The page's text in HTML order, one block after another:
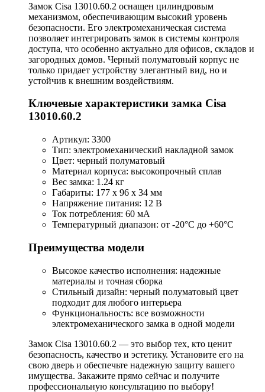
Замок Cisa 13010.60.2 оснащен цилиндровым
механизмом, обеспечивающим высокий уровень
безопасности. Его электромеханическая система
позволяет интегрировать замок в системы контроля
доступа, что особенно актуально для офисов, складов и
загородных домов. Черный полуматовый корпус не
только придает устройству элегантный вид, но и
устойчив к внешним воздействиям.
Ключевые характеристики замка Cisa
13010.60.2
Артикул: 3300
Тип: электромеханический накладной замок
Цвет: черный полуматовый
Материал корпуса: высокопрочный сплав
Вес замка: 1.24 кг
Габариты: 177 x 96 x 34 мм
Напряжение питания: 12 В
Ток потребления: 60 мА
Температурный диапазон: от -20°C до +60°C
Преимущества модели
Высокое качество исполнения: надежные
материалы и точная сборка
Стильный дизайн: черный полуматовый цвет
подходит для любого интерьера
Функциональность: все возможности
электромеханического замка в одной модели
Замок Cisa 13010.60.2 — это выбор тех, кто ценит
безопасность, качество и эстетику. Установите его на
свою дверь и обеспечьте надежную защиту вашего
имущества. Закажите прямо сейчас и получите
профессиональную консультацию по выбору!